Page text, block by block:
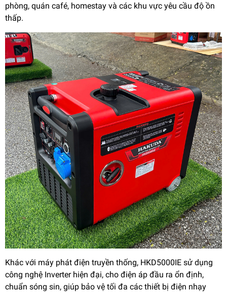
phòng, quán café, homestay và các khu vực yêu cầu độ ồn
thấp.
Khác với máy phát điện truyền thống, HKD5000IE sử dụng
công nghệ Inverter hiện đại, cho điện áp đầu ra ổn định,
chuẩn sóng sin, giúp bảo vệ tối đa các thiết bị điện nhạy